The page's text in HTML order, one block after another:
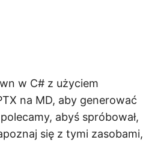
w C# z użyciem
na MD, aby generować
abyś spróbował,
się z tymi zasobami,